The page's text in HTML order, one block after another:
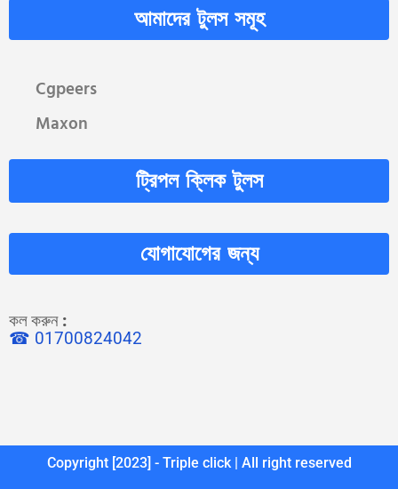
আমাদের টুলস সমূহ
Cgpeers
Maxon
ট্রিপল ক্লিক টুলস
যোগাযোগের জন্য
কল করুন:
☎ 01700824042
Copyright [2023] - Triple click | All right reserved